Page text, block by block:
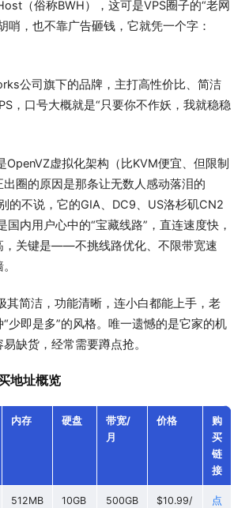
（俗称BWH），这可是VPS圈子的“老网
哨，也不靠广告砸钱，它就凭一个字：
公司旗下的品牌，主打高性价比、简洁
，口号大概就是“只要你不作妖，我就稳稳
OpenVZ虚拟化架构（比KVM便宜、但限制
圈的原因是那条让无数人感动落泪的
的不说，它的GIA、DC9、US洛杉矶CN2
国内用户心中的“宝藏线路”，直连速度快，
，关键是——不挑线路优化、不限带宽速
其简洁，功能清晰，连小白都能上手，老
少即是多”的风格。唯一遗憾的是它家的机
缺货，经常需要蹲点抢。
地址概览
内存 硬盘
带宽/
月
价格
购
买
链
接
512MB
10GB
500GB
$10.99/
点